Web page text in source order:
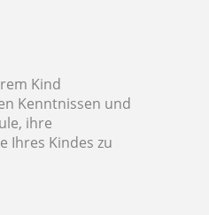
Kind
Kenntnissen und
ihre
Ihres Kindes zu